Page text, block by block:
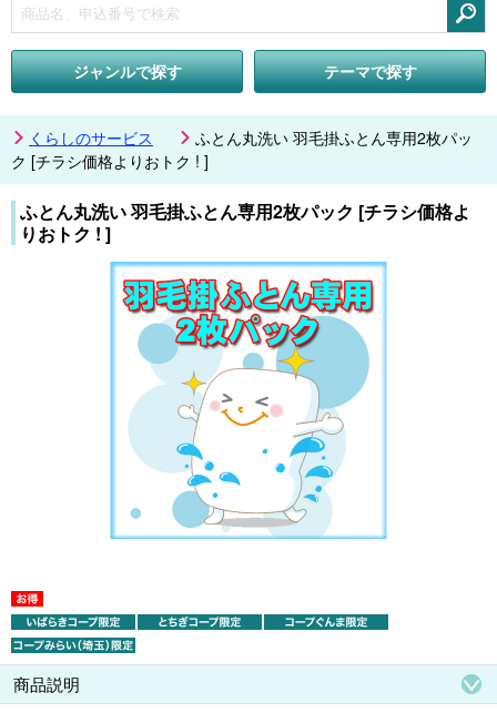
ジャンルで探す
テーマで探す
くらしのサービス
ふとん丸洗い 羽毛掛ふとん専用2枚パッ
ク [チラシ価格よりおトク ! ]
ふとん丸洗い 羽毛掛ふとん専用2枚パック [チラシ価格よ
りおトク ! ]
商品説明